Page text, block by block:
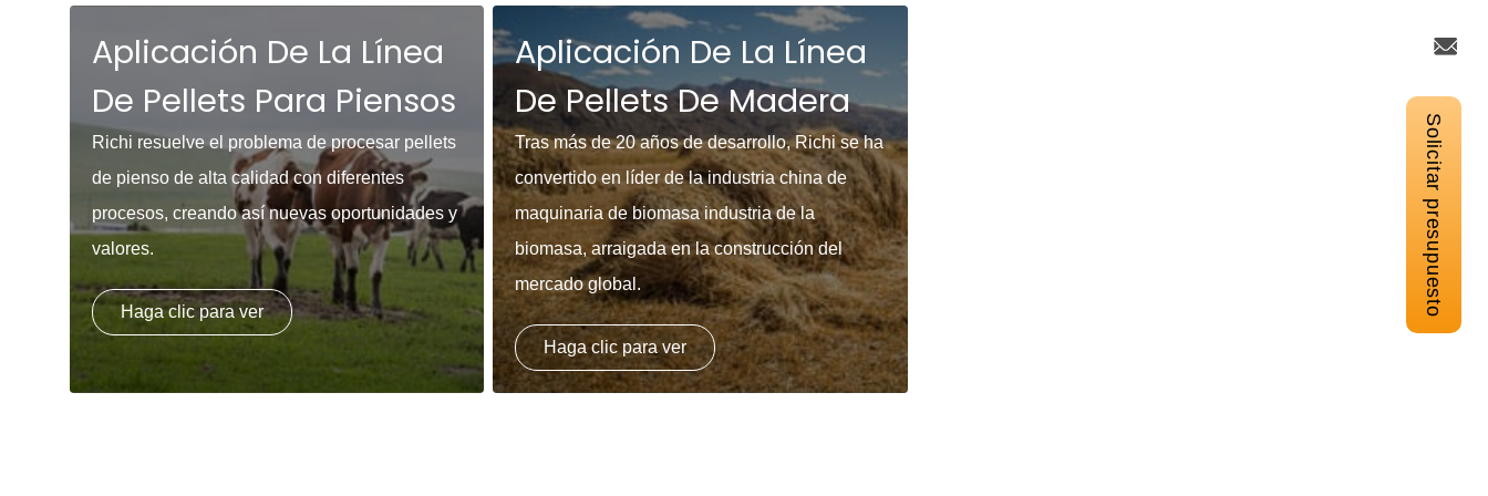
Aplicación De La Línea
De Pellets Para Piensos
Richi resuelve el problema de procesar pellets
de pienso de alta calidad con diferentes
procesos, creando así nuevas oportunidades y
valores.
Haga clic para ver
Aplicación De La Línea
De Pellets De Madera
Tras más de 20 años de desarrollo, Richi se ha
convertido en líder de la industria china de
maquinaria de biomasa industria de la
biomasa, arraigada en la construcción del
mercado global.
Haga clic para ver
Solicitar presupuesto